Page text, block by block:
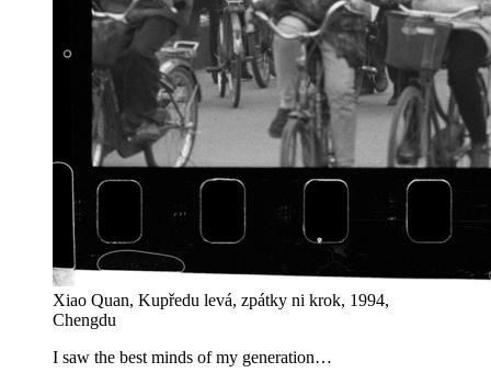
Xiao Quan, Kupředu levá, zpátky ni krok, 1994,
Chengdu
I saw the best minds of my generation…